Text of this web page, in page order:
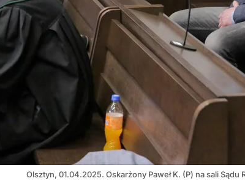
Olsztyn, 01.04.2025. Oskarżony Paweł K. (P) na sali